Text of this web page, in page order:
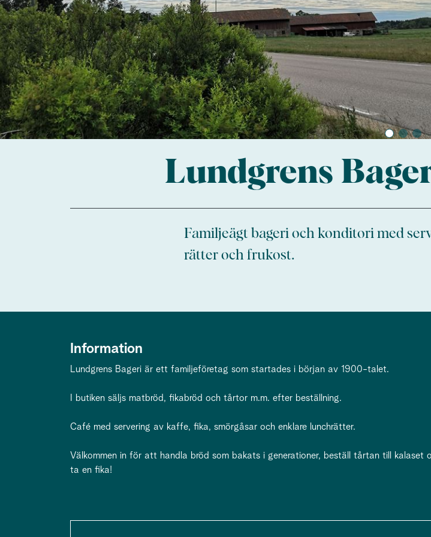
Lundgrens
Familjeägt bageri och konditori med
rätter och frukost.
Information
Lundgrens Bageri är ett familjeföretag som startades i början av 1900-talet.
I butiken säljs matbröd, fikabröd och tårtor m.m. efter beställning.
Café med servering av kaffe, fika, smörgåsar och enklare lunchrätter.
Välkommen in för att handla bröd som bakats i generationer, beställ tårtan till kalaset
ta en fika!